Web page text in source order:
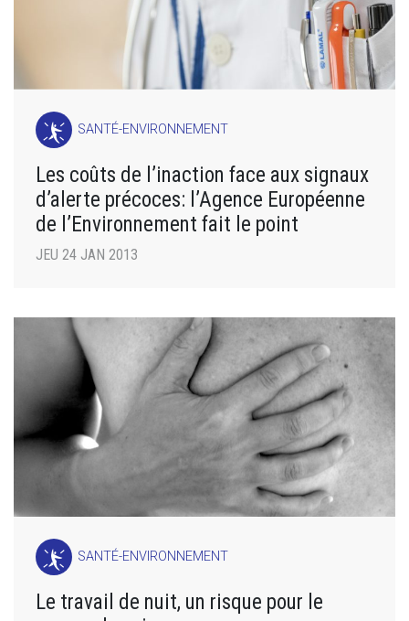
SANTÉ-ENVIRONNEMENT
Les coûts de l’inaction face aux signaux
d’alerte précoces: l’Agence Européenne
de l’Environnement fait le point
JEU 24 JAN 2013
SANTÉ-ENVIRONNEMENT
Le travail de nuit, un risque pour le